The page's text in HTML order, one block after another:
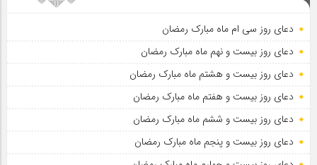
دعای روز سی ام ماه مبارک رمضان
دعای روز بیست و نهم ماه مبارک رمضان
دعای روز بیست و هشتم ماه مبارک رمضان
دعای روز بیست و هفتم ماه مبارک رمضان
دعای روز بیست و ششم ماه مبارک رمضان
دعای روز بیست و پنجم ماه مبارک رمضان